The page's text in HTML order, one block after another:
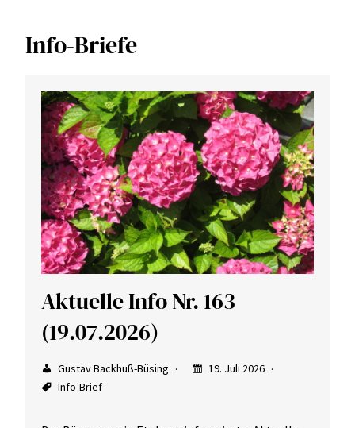
Info-Briefe
Aktuelle Info Nr. 163
(19.07.2026)
Gustav Backhuß-Büsing
19. Juli 2026
Info-Brief